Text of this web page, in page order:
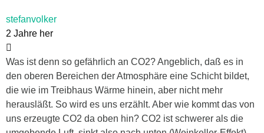
stefanvolker
2 Jahre her
Was ist denn so gefährlich an CO2? Angeblich, daß es in
den oberen Bereichen der Atmosphäre eine Schicht bildet,
die wie im Treibhaus Wärme hinein, aber nicht mehr
herausläßt. So wird es uns erzählt. Aber wie kommt das von
uns erzeugte CO2 da oben hin? CO2 ist schwerer als die